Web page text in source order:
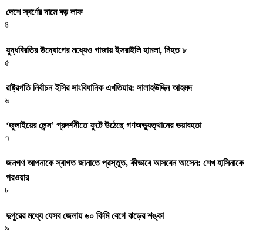
দেশে স্বর্ণের দামে বড় লাফ
৪
যুদ্ধবিরতির উদ্যোগের মধ্যেও গাজায় ইসরাইলি হামলা, নিহত ৮
৫
রাষ্ট্রপতি নির্বাচন ইসির সাংবিধানিক এখতিয়ার: সালাহউদ্দিন আহমদ
৬
‘জুলাইয়ের লেন্স’ প্রদর্শনীতে ফুটে উঠেছে গণঅভ্যুত্থানের ভয়াবহতা
৭
জনগণ আপনাকে স্বাগত জানাতে প্রস্তুত, কীভাবে আসবেন আসেন: শেখ হাসিনাকে
পরওয়ার
৮
দুপুরের মধ্যে যেসব জেলায় ৬০ কিমি বেগে ঝড়ের শঙ্কা
৯